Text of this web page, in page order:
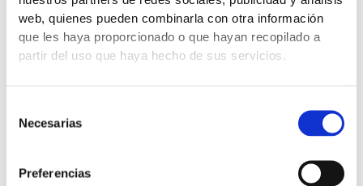
web, quienes pueden combinarla con otra información
que les haya proporcionado o que hayan recopilado a
partir del uso que haya hecho de sus servicios.
Necesarias
Preferencias